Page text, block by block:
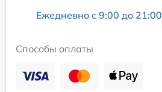
Ежедневно с 9:00 до 21:00
Способы оплаты